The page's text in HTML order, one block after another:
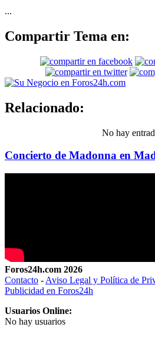
...
Compartir Tema en:
Relacionado:
No hay
Concierto de Madonna en
Foros24h.com 2026
Contacto - Aviso Legal y Política de
Publicidad en Foros24h
Usuarios Online:
No hay usuarios